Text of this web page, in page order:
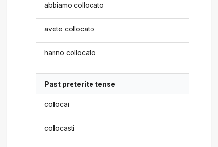
abbiamo collocato
avete collocato
hanno collocato
Past preterite tense
collocai
collocasti